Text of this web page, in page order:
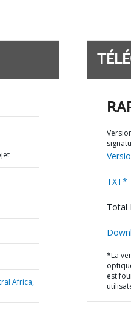
Africa,
TXT*
Total
*La
est